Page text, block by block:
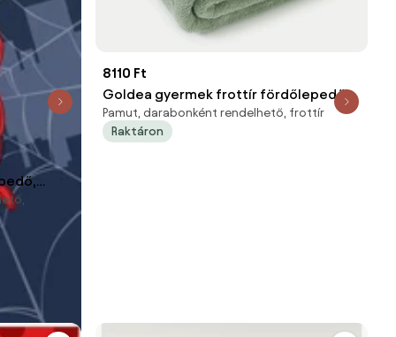
Dry)
8110 Ft
Goldea gyermek frottír fördőlepedő
csuklyás - zsiráf zsályaszínű alapon 100
x 100 cm
Pamut, darabonként rendelhető, frottír
Raktáron